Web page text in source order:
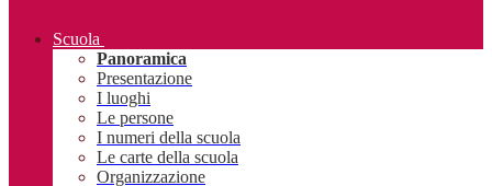
Scuola
Panoramica
Presentazione
I luoghi
Le persone
I numeri della scuola
Le carte della scuola
Organizzazione